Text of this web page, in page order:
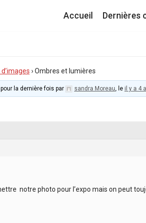
Accueil Dernières
› Ombres et lumières
la dernière fois par sandra Moreau, le il y a 4
notre photo pour l’expo mais on peut